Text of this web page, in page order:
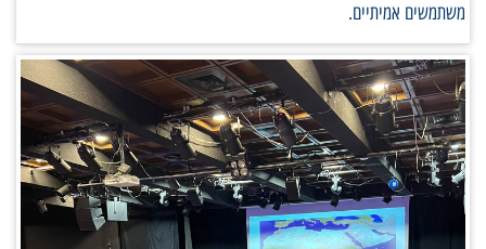
משתמשים אמיתיים.